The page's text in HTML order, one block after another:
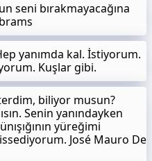
seni bırakmayacağına
yanımda kal. İstiyorum.
Kuşlar gibi.
biliyor musun?
Senin yanındayken
yüreğimi
José Mauro De